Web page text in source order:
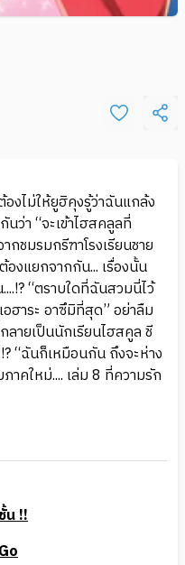
งไม่ให้ยูฮิคุงรู้ว่าฉันแกล้ง
ว่า “จะเข้าไฮสคลูลที่
ชมรมกรีฑาโรงเรียนชาย
งแยกจากกัน... เรื่องนั้น
“ตราบใดที่ฉันสวมนี่ไว้
ฮาระ อาซึมิที่สุด” อย่าลืม
ลายเป็นนักเรียนไฮสคูล ชี
“ฉันก็เหมือนกัน ถึงจะห่าง
าคใหม่.... เล่ม 8 ที่ความรัก
น !!